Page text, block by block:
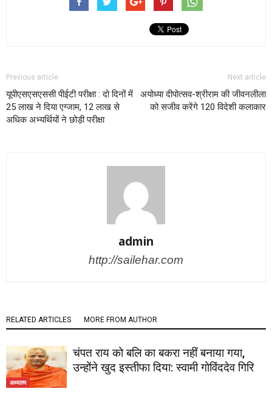
Previous article
यूपीएसएसएससी पीईटी परीक्षा : दो दिनों में
25 लाख ने दिया एग्जाम, 12 लाख से
अधिक अभ्यर्थियों ने छोड़ी परीक्षा
Next article
अयोध्या दीपोत्सव-श्रीराम की जीवनलीला
को सजीव करेंगे 120 विदेशी कलाकार
admin
http://sailehar.com
RELATED ARTICLES MORE FROM AUTHOR
अध्यात्म
चंपत राय को बलि का बकरा नहीं बनाया गया,
उन्होंने खुद इस्तीफा दिया: स्वामी गोविंददेव गिरि